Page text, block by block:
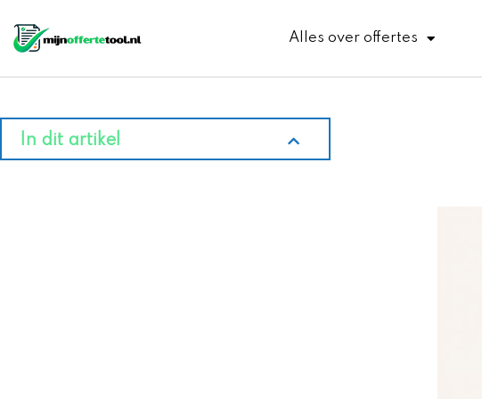
naar
de
inhoud
Alles over offertes
In dit artikel